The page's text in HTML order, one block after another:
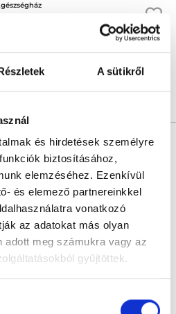
A sütikről
és hirdetések személyre
biztosításához,
elemzéséhez. Ezenkívül
és elemező partnereinkkel
vonatkozó
az adatokat más olyan
adott meg számukra vagy az
gyűjtöttek.
info/foglaljorvost-
augusztus 17.
Endre
19 értékelés
Budai Egészségközpont - Váci úti magánrendelők
1138 Budapest, BSR Center, Váci út 135-139.
augusztus 18.